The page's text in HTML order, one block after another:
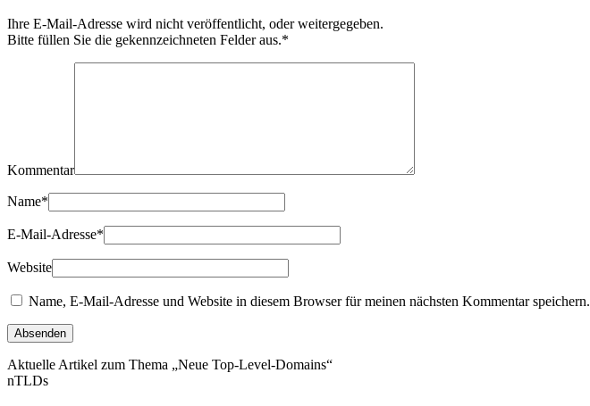
Ihre E-Mail-Adresse wird nicht veröffentlicht, oder weitergegeben.
Bitte füllen Sie die gekennzeichneten Felder aus.*
Kommentar
Name*
E-Mail-Adresse*
Website
Name, E-Mail-Adresse und Website in diesem Browser für meinen nächsten Kommentar speichern.
Aktuelle Artikel zum Thema „Neue Top-Level-Domains“
nTLDs